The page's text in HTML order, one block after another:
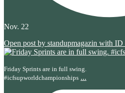
Nov. 22
Open post by standupmagazin with ID
Friday Sprints are in full swing.
#icfsupworldchampionships ...